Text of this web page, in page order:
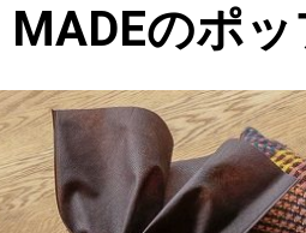
MADEのポ